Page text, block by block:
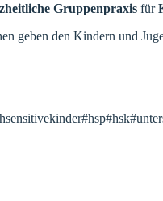
Gruppenpraxis für
geben den Kindern und